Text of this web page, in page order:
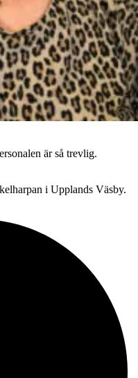
är så trevlig.
i Upplands Väsby.